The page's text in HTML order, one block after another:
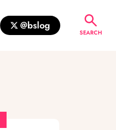
@bslog
SEARCH